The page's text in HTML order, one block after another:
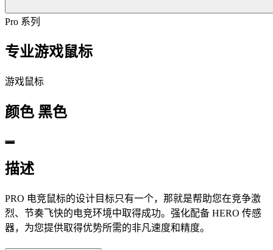
Pro 系列
专业游戏鼠标
游戏鼠标
颜色 黑色
描述
PRO 电竞鼠标的设计目标只有一个，那就是帮助您在竞争激
烈、节奏飞快的电竞环境中取得成功。强化配备 HERO 传感
器，为您提供取得优势所需的非凡速度和精度。